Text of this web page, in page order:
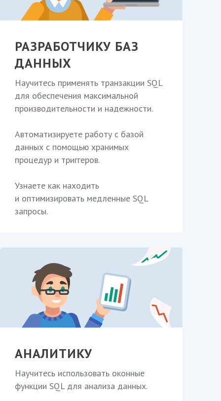
РАЗРАБОТЧИКУ БАЗ
ДАННЫХ
Научитесь применять транзакции SQL
для обеспечения максимальной
производительности и надежности.
Автоматизируете работу с базой
данных с помощью хранимых
процедур и триггеров.
Узнаете как находить
и оптимизировать медленные SQL
запросы.
АНАЛИТИКУ
Научитесь использовать оконные
функции SQL для анализа данных.